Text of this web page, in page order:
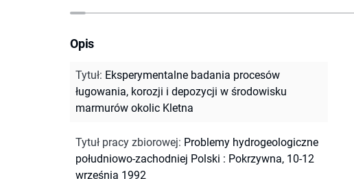
Opis
Tytuł: Eksperymentalne badania procesów
ługowania, korozji i depozycji w środowisku
marmurów okolic Kletna
Tytuł pracy zbiorowej: Problemy hydrogeologiczne
południowo-zachodniej Polski : Pokrzywna, 10-12
września 1992